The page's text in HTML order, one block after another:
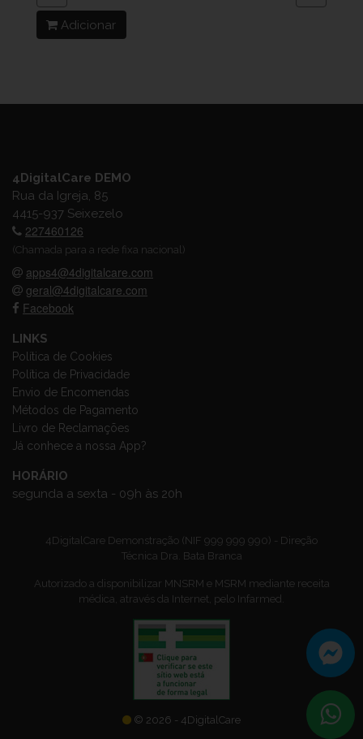
Adicionar
4DigitalCare DEMO
Rua da Igreja, 85
4415-937 Seixezelo
227460126
(Chamada para a rede fixa nacional)
apps4@4digitalcare.com
geral@4digitalcare.com
Facebook
LINKS
Política de Cookies
Política de Privacidade
Envio de Encomendas
Métodos de Pagamento
Livro de Reclamações
Já conhece a nossa App?
HORÁRIO
segunda a sexta - 09h às 20h
4DigitalCare Demonstração (NIF 999 999 990) - Direção
Técnica Dra. Bata Branca
Autorizado a disponibilizar MNSRM e MSRM mediante receita
médica, através da Internet, pelo Infarmed.
© 2026 - 4DigitalCare